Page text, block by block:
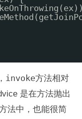
invoke方法相对
是在方法抛出
法中，也能很简